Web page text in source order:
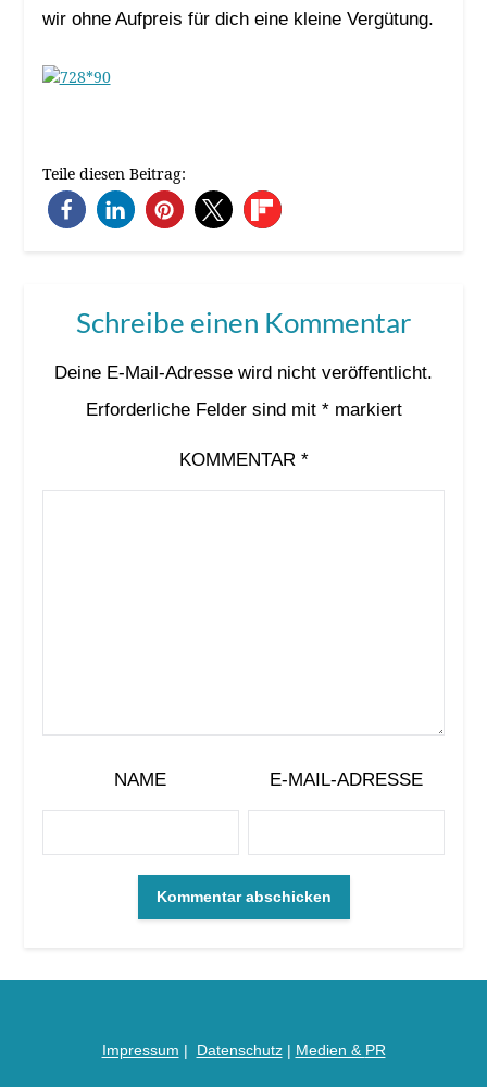
wir ohne Aufpreis für dich eine kleine Vergütung.
Teile diesen Beitrag:
Schreibe einen Kommentar
Deine E-Mail-Adresse wird nicht veröffentlicht.
Erforderliche Felder sind mit *markiert
KOMMENTAR *
NAME E-MAIL-ADRESSE
Impressum | Datenschutz| Medien & PR